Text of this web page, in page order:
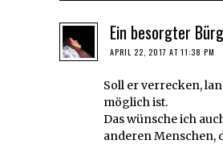
Ein besorgter
APRIL 22, 2017 AT 11:38 PM
Soll er verrecken,
möglich ist.
Das wünsche ich
anderen Menschen,